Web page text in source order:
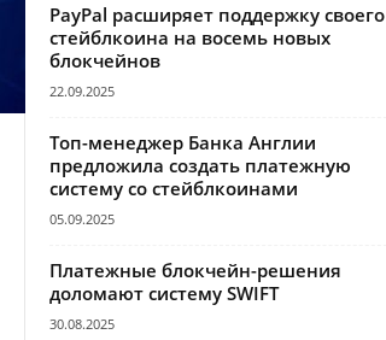
PayPal расширяет поддержку своего
стейблкоина на восемь новых
блокчейнов
22.09.2025
Топ-менеджер Банка Англии
предложила создать платежную
систему со стейблкоинами
05.09.2025
Платежные блокчейн-решения
доломают систему SWIFT
30.08.2025